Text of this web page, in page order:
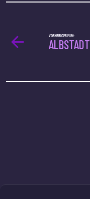
VORHERIGER FILM:
ALBSTADT